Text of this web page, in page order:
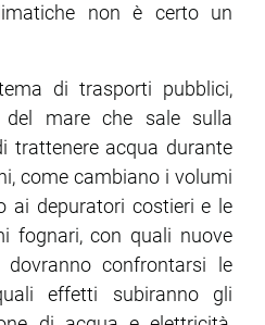
non è certo un
di trasporti pubblici,
del mare che sale sulla
trattenere acqua durante
come cambiano i volumi
ai depuratori costieri e le
fognari, con quali nuove
confrontarsi le
effetti subiranno gli